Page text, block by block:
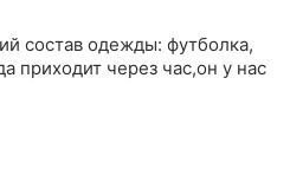
состав одежды: футболка,
приходит через час,он у нас